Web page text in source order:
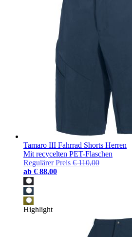
Tamaro III Fahrrad Shorts Herren
Mit recycelten PET-Flaschen
Regulärer Preis € 110,00
ab € 88,00
Highlight